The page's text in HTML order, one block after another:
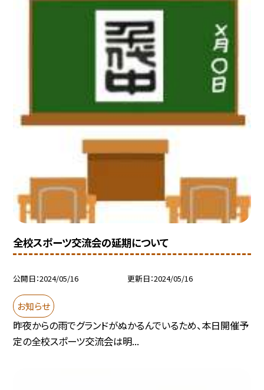
全校スポーツ交流会の延期について
公開日 2024/05/16 更新日 2024/05/16
お知らせ
昨夜からの雨でグランドがぬかるんでいるため、本日開催予
定の全校スポーツ交流会は明...